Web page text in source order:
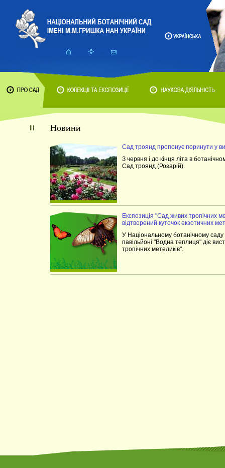
Новини
Сад троянд пропонує поринути у
З червня і до кінця літа в
Сад троянд (Розарій).
Експозиція "Сад живих тропічних
відтворений куточок екзотичних
У Національному ботанічному
павільйоні "Водна теплиця" діє
тропічних метеликів".